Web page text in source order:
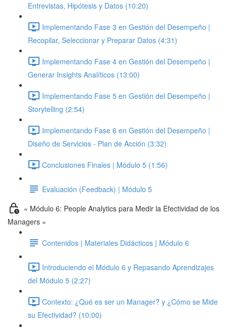
Entrevistas, Hipótesis y Datos (10:20)
Implementando Fase 3 en Gestión del Desempeño |
Recopilar, Seleccionar y Preparar Datos (4:31)
Implementando Fase 4 en Gestión del Desempeño |
Generar Insights Analíticos (13:00)
Implementando Fase 5 en Gestión del Desempeño |
Storytelling (2:54)
Implementando Fase 6 en Gestión del Desempeño |
Diseño de Servicios - Plan de Acción (3:32)
Conclusiones Finales | Módulo 5 (1:56)
Evaluación (Feedback) | Módulo 5
« Módulo 6: People Analytics para Medir la Efectividad de los
Managers »
Contenidos | Materiales Didácticos | Módulo 6
Introduciendo el Módulo 6 y Repasando Aprendizajes
del Módulo 5 (2:27)
Contexto: ¿Qué es ser un Manager? y ¿Cómo se Mide
su Efectividad? (10:00)